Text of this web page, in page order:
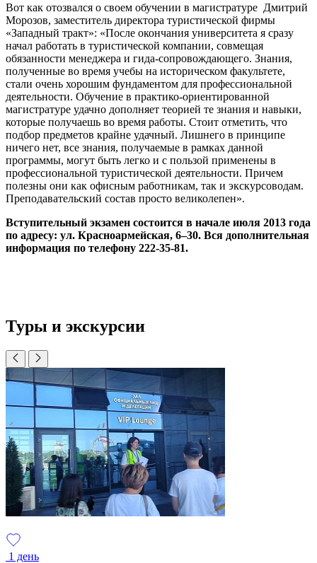
Вот как отозвался о своем обучении в магистратуре Дмитрий
Морозов, заместитель директора туристической фирмы
«Западный тракт»: «После окончания университета я сразу
начал работать в туристической компании, совмещая
обязанности менеджера и гида-сопровождающего. Знания,
полученные во время учебы на историческом факультете,
стали очень хорошим фундаментом для профессиональной
деятельности. Обучение в практико-ориентированной
магистратуре удачно дополняет теорией те знания и навыки,
которые получаешь во время работы. Стоит отметить, что
подбор предметов крайне удачный. Лишнего в принципе
ничего нет, все знания, получаемые в рамках данной
программы, могут быть легко и с пользой применены в
профессиональной туристической деятельности. Причем
полезны они как офисным работникам, так и экскурсоводам.
Преподавательский состав просто великолепен».
Вступительный экзамен состоится в начале июля 2013 года
по адресу: ул. Красноармейская, 6–30. Вся дополнительная
информация по телефону 222-35-81.
Туры и экскурсии
1 день